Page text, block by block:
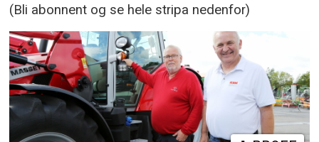
(Bli abonnent og se hele stripa nedenfor)